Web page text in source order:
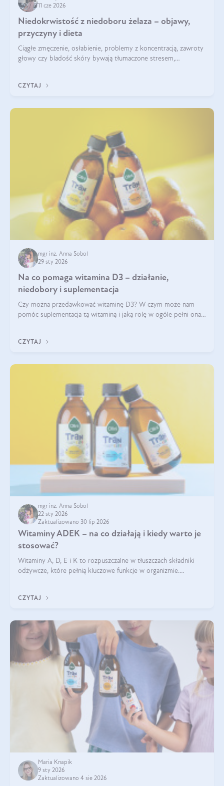
11 cze 2026
Niedokrwistość z niedoboru żelaza – objawy,
przyczyny i dieta
Ciągłe zmęczenie, osłabienie, problemy z koncentracją, zawroty
głowy czy bladość skóry bywają tłumaczone stresem,
CZYTAJ
mgr inż. Anna Sobol
29 sty 2026
Na co pomaga witamina D3 – działanie,
niedobory i suplementacja
Czy można przedawkować witaminę D3? W czym może nam
pomóc suplementacja tą witaminą i jaką rolę w ogóle pełni ona
robić?
CZYTAJ
mgr inż. Anna Sobol
22 sty 2026
Zaktualizowano 30 lip 2026
Witaminy ADEK – na co działają i kiedy warto je
stosować?
Witaminy A, D, E i K to rozpuszczalne w tłuszczach składniki
odżywcze, które pełnią kluczowe funkcje w organizmie.
CZYTAJ
Maria Knapik
9 sty 2026
Zaktualizowano 4 sie 2026